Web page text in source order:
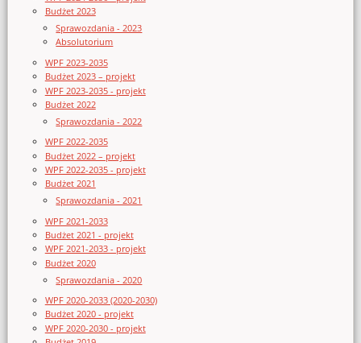
Budżet 2023
Sprawozdania - 2023
Absolutorium
WPF 2023-2035
Budżet 2023 – projekt
WPF 2023-2035 - projekt
Budżet 2022
Sprawozdania - 2022
WPF 2022-2035
Budżet 2022 – projekt
WPF 2022-2035 - projekt
Budżet 2021
Sprawozdania - 2021
WPF 2021-2033
Budżet 2021 - projekt
WPF 2021-2033 - projekt
Budżet 2020
Sprawozdania - 2020
WPF 2020-2033 (2020-2030)
Budżet 2020 - projekt
WPF 2020-2030 - projekt